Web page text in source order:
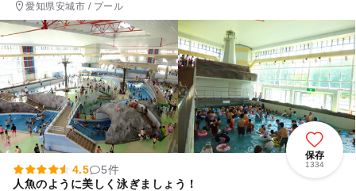
愛知県安城市 / プール
保存
1334
4.5
5件
人魚のように美しく泳ぎましょう！